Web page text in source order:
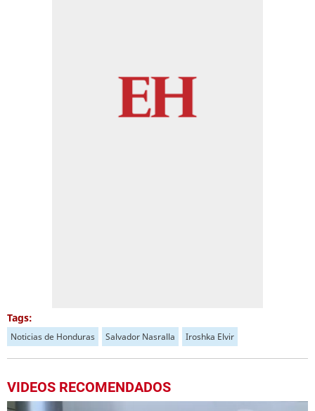
Tags:
Noticias de Honduras Salvador Nasralla Iroshka Elvir
VIDEOS RECOMENDADOS